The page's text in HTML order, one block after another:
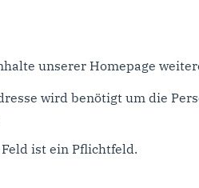
unserer Homepage
wird benötigt um die
ist ein Pflichtfeld.